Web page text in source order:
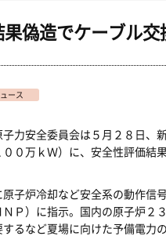
果偽造でケーブル
ース
子力安全委員会は５月２８日、
０万ｋＷ）に、安全性評価結
原子炉冷却など安全系の動作信
ＮＰ）に指示。国内の原子炉２
するなど夏場に向けた予備電力